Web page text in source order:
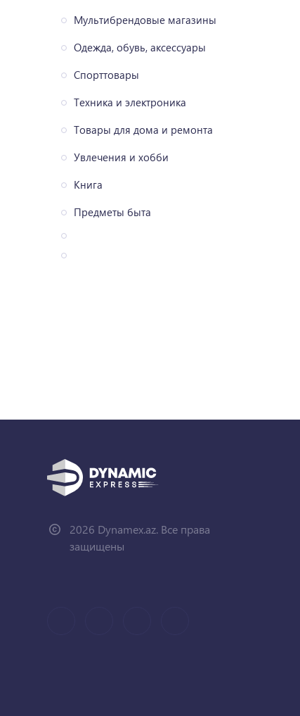
Мультибрендовые магазины
Одежда, обувь, аксессуары
Спорттовары
Техника и электроника
Товары для дома и ремонта
Увлечения и хобби
Книга
Предметы быта
2026 Dynamex.az. Все права
защищены